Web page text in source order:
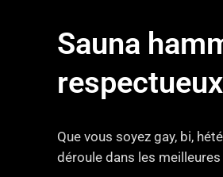
Sauna
respectueux
Que vous soyez gay, bi,
déroule dans les